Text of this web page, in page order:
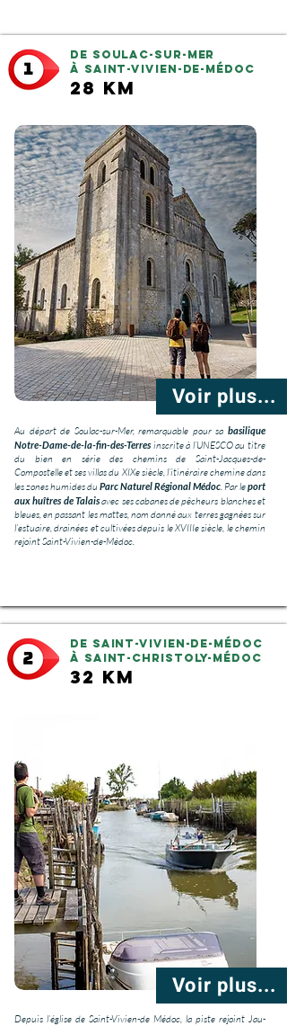
De Soulac-sur-Mer
à Saint-Vivien-de-Médoc
28 km
Voir plus...
Au départ de Soulac-sur-Mer, remarquable pour sa basilique
Notre-Dame-de-la-fin-des-Terresinscrite à l’UNESCOau titre
du bien en série des chemins de Saint-Jacques-de-
Compostelleet ses villas du XIXe siècle, l’itinéraire chemine dans
les zones humides du Parc Naturel Régional Médoc. Par leport
aux huîtres de Talaisavec ses cabanes de pêcheurs blanches et
bleues, en passant les mattes, nom donné aux terres gagnées sur
l’estuaire, drainées et cultivées depuis le XVIIIe siècle, le chemin
rejoint Saint-Vivien-de-Médoc.
De Saint-Vivien-de-Médoc
à Saint-Christoly-Médoc
32 km
Voir plus...
Depuis l’église de Saint-Vivien-de Médoc, la piste rejoint Jau-